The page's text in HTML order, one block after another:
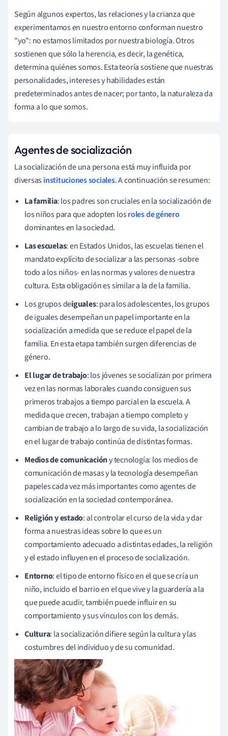
Según algunos expertos, las relaciones y la crianza que
experimentamos en nuestro entorno conforman nuestro
"yo": no estamos limitados por nuestra biología. Otros
sostienen que sólo la herencia, es decir, la genética,
determina quiénes somos. Esta teoría sostiene que nuestras
personalidades, intereses y habilidades están
predeterminados antes de nacer; por tanto, la naturaleza da
forma a lo que somos.
Agentes de socialización
La socialización de una persona está muy influida por
diversasinstituciones sociales. A continuación se resumen:
La familia: los padres son cruciales en la socialización de
los niños para que adopten losroles de género
dominantes en la sociedad.
Las escuelas: en Estados Unidos, las escuelas tienen el
mandato explícito de socializar a las personas -sobre
todo a los niños- en las normas y valores de nuestra
cultura. Esta obligación es similar a la de la familia.
Los grupos deiguales: para los adolescentes, los grupos
de iguales desempeñan un papel importante en la
socialización a medida que se reduce el papel de la
familia. En esta etapa también surgen diferencias de
género.
El lugar de trabajo: los jóvenes se socializan por primera
vez en las normas laborales cuando consiguen sus
primeros trabajos a tiempo parcial en la escuela. A
medida que crecen, trabajan a tiempo completo y
cambian de trabajo a lo largo de su vida, la socialización
en el lugar de trabajo continúa de distintas formas.
Medios de comunicacióny tecnología: los medios de
comunicación de masas y la tecnología desempeñan
papeles cada vez más importantes como agentes de
socialización en la sociedad contemporánea.
Religión y estado: al controlar el curso de la vida y dar
forma a nuestras ideas sobre lo que es un
comportamiento adecuado a distintas edades, la religión
y el estado influyen en el proceso de socialización.
Entorno: el tipo de entorno físico en el que se cría un
niño, incluido el barrio en el que vive y la guardería a la
que puede acudir, también puede influir en su
comportamiento y sus vínculos con los demás.
Cultura: la socialización difiere según la cultura y las
costumbres del individuo y de su comunidad.